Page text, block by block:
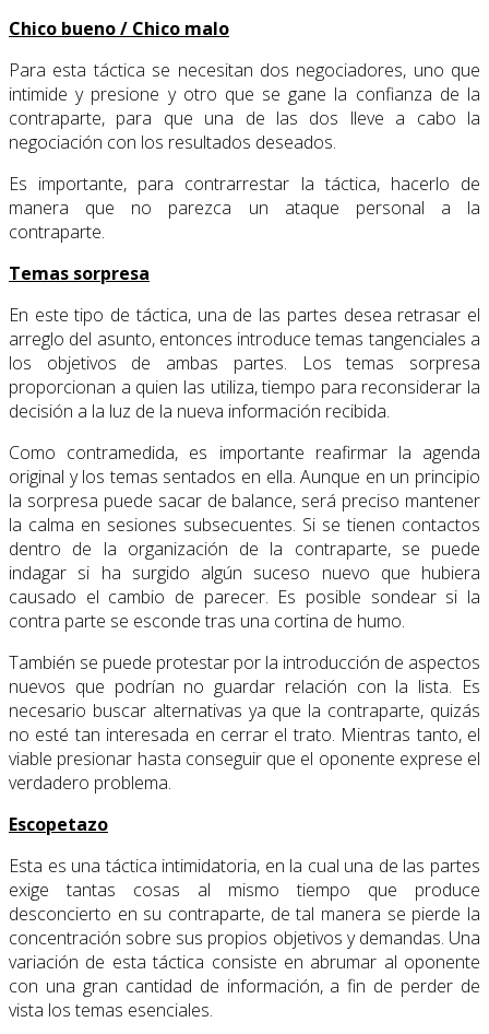
Chico bueno / Chico malo
Para esta táctica se necesitan dos negociadores, uno que
intimide y presione y otro que se gane la confianza de la
contraparte, para que una de las dos lleve a cabo la
negociación con los resultados deseados.
Es importante, para contrarrestar la táctica, hacerlo de
manera que no parezca un ataque personal a la
contraparte.
Temas sorpresa
En este tipo de táctica, una de las partes desea retrasar el
arreglo del asunto, entonces introduce temas tangenciales a
los objetivos de ambas partes. Los temas sorpresa
proporcionan a quien las utiliza, tiempo para reconsiderar la
decisión a la luz de la nueva información recibida.
Como contramedida, es importante reafirmar la agenda
original y los temas sentados en ella. Aunque en un principio
la sorpresa puede sacar de balance, será preciso mantener
la calma en sesiones subsecuentes. Si se tienen contactos
dentro de la organización de la contraparte, se puede
indagar si ha surgido algún suceso nuevo que hubiera
causado el cambio de parecer. Es posible sondear si la
contra parte se esconde tras una cortina de humo.
También se puede protestar por la introducción de aspectos
nuevos que podrían no guardar relación con la lista. Es
necesario buscar alternativas ya que la contraparte, quizás
no esté tan interesada en cerrar el trato. Mientras tanto, el
viable presionar hasta conseguir que el oponente exprese el
verdadero problema.
Escopetazo
Esta es una táctica intimidatoria, en la cual una de las partes
exige tantas cosas al mismo tiempo que produce
desconcierto en su contraparte, de tal manera se pierde la
concentración sobre sus propios objetivos y demandas. Una
variación de esta táctica consiste en abrumar al oponente
con una gran cantidad de información, a fin de perder de
vista los temas esenciales.